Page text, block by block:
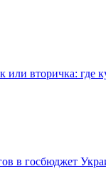
или вторичка: где
в госбюджет